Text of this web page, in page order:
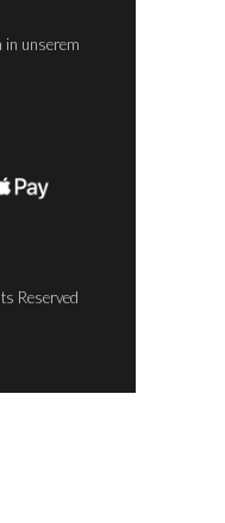
in unserem
Reserved